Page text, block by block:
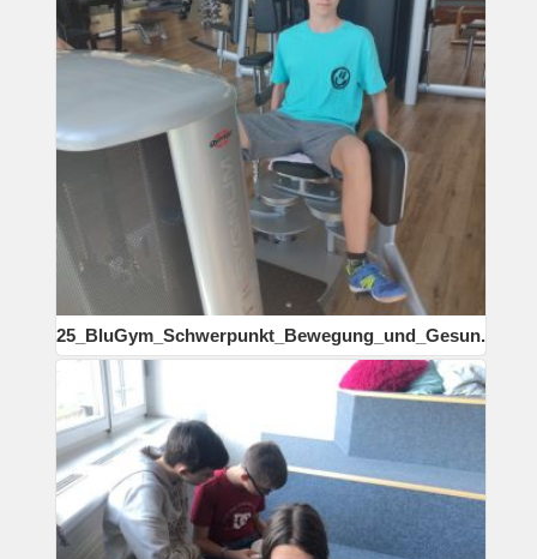
25_BluGym_Schwerpunkt_Bewegung_und_Gesun...